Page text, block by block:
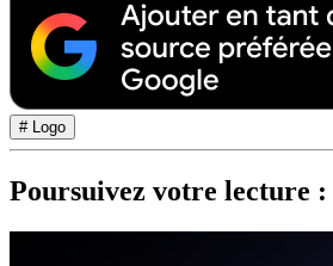
# Logo
Poursuivez votre lecture :